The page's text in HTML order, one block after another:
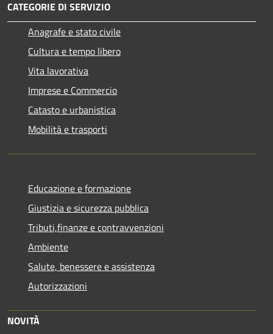
CATEGORIE DI SERVIZIO
Anagrafe e stato civile
Cultura e tempo libero
Vita lavorativa
Imprese e Commercio
Catasto e urbanistica
Mobilità e trasporti
Educazione e formazione
Giustizia e sicurezza pubblica
Tributi,finanze e contravvenzioni
Ambiente
Salute, benessere e assistenza
Autorizzazioni
NOVITÀ